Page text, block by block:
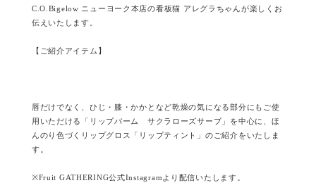
C.O.Bigelow ニューヨーク本店の看板猫 アレグラちゃんが楽しくお
伝えいたします。
【ご紹介アイテム】
唇だけでなく、ひじ・膝・かかとなど乾燥の気になる部分にもご使
用いただける「リップバーム サクラローズサーブ」を中心に、ほ
んのり色づくリップグロス「リップティント」のご紹介をいたしま
す。
※Fruit GATHERING公式Instagramより配信いたします。